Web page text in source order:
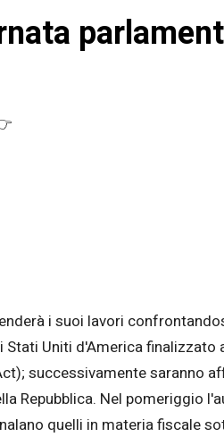
i suoi lavori
Stati Uniti d'America finalizzato
successivamente saranno
Repubblica. Nel pomeriggio
quelli in materia fiscale